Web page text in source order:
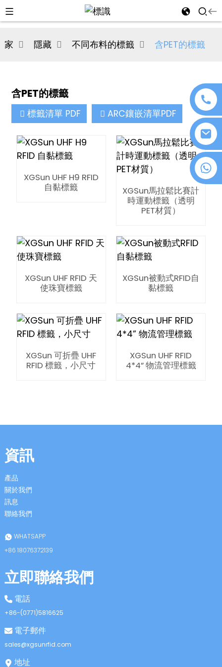
+86 18076372139
家 隱藏 不同布料的標籤 含PET的標籤
含PET的標籤
標籤清單 PDF ARC鑲嵌清單PDF
XGSun UHF H9 RFID
自黏標籤
XGSun馬拉鬆比賽計
時運動標籤（透明
PET材質）
XGSun UHF RFID 天
使珠寶標籤
XGSun被動式RFID自
黏標籤
XGSun 可折疊 UHF
RFID 標籤，小尺寸
XGSun UHF RFID
4*4” 物流管理標籤
資訊
產品
關於我們
訊息
聯絡我們
WHATSAPP
+86 18076372139
立即聯絡我們
電話
+86-(0771)5816625
電子郵件
sales@xgsunrfid.com
地址